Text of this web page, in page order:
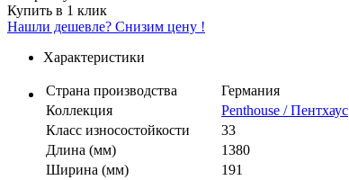
Купить в 1 клик
Нашли дешевле? Снизим цену !
Характеристики
Страна производства
Германия
Коллекция
Penthouse / Пентхаус
Класс износостойкости
33
Длина (мм)
1380
Ширина (мм)
191